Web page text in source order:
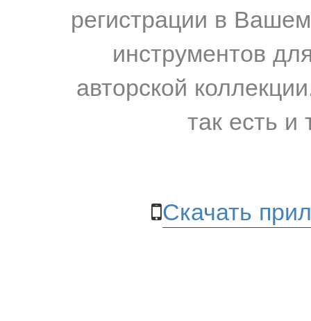
регистрации в
инструментов
авторской
так есть и
Скачать